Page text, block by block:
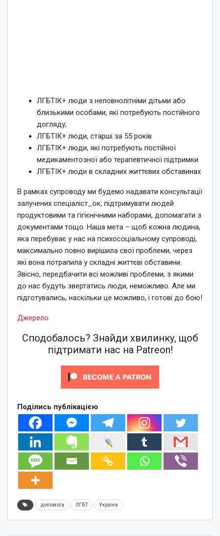
ЛГБТІК+ люди з неповнолітніми дітьми або
близькими особами, які потребують постійного
догляду;
ЛГБТІК+ люди, старші за 55 років
ЛГБТІК+ люди, які потребують постійної
медикаментозної або терапевтичної підтримки
ЛГБТІК+ люди в складних життєвих обставинах
В рамках супроводу ми будемо надавати консультації
залучених спеціаліст_ок, підтримувати людей
продуктовими та гігієнічними наборами, допомагати з
документами тощо. Наша мета – щоб кожна людина,
яка перебуває у нас на психосоціальному супроводі,
максимально повно вирішила свої проблеми, через
які вона потрапила у складні життєві обставини.
Звісно, передбачити всі можливі проблеми, з якими
до нас будуть звертатись люди, неможливо. Але ми
підготувались, наскільки це можливо, і готові до бою!
Джерело
Сподобалось? Знайди хвилинку, щоб
підтримати нас на Patreon!
Поділись публікацією
допомога ЛГБТ Україна